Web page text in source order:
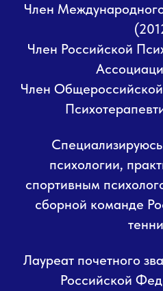
Член
Член Российской
Член
психологии,
спортивным
сборной команде
Лауреат почетного
Российской